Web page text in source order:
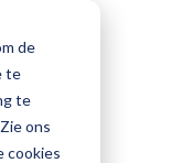
de
te
te
ons
cookies